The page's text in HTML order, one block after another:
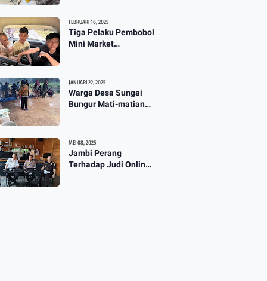
3:57
FEBRUARI 16, 2025
Tiga Pelaku Pembobol
Mini Market
JANUARI 22, 2025
Warga Desa Sungai
Bungur Mati-matian
MEI 08, 2025
Jambi Perang
Terhadap Judi Online :